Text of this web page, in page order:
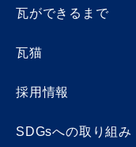
瓦ができるまで
瓦猫
採用情報
SDGsへの取り組み